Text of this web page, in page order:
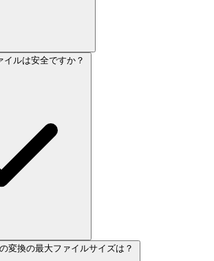
ルは安全ですか？
変換の最大ファイルサイズは？